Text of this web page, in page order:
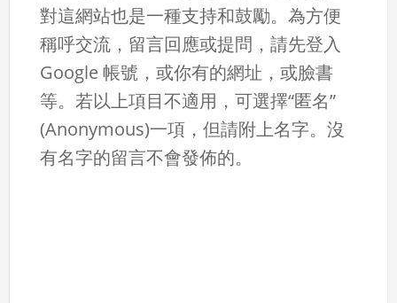
對這網站也是一種支持和鼓勵。為方便
稱呼交流，留言回應或提問，請先登入
Google 帳號，或你有的網址，或臉書
等。若以上項目不適用，可選擇“匿名”
(Anonymous)一項，但請附上名字。沒
有名字的留言不會發佈的。